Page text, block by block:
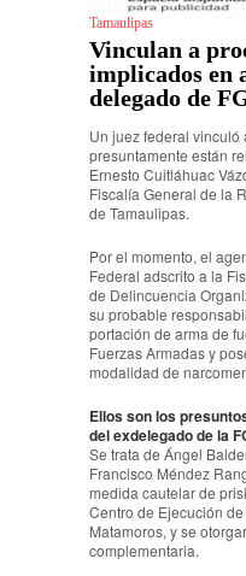
Tamaulipas
Vinculan a
implicados en
delegado de
Un juez federal vinculó
presuntamente están
Ernesto Cuitláhuac
Fiscalía General de la
de Tamaulipas.
Por el momento, el
Federal adscrito a la
de Delincuencia
su probable
portación de arma de
Fuerzas Armadas y
modalidad de
Ellos son los
del exdelegado de la
Se trata de Ángel
Francisco Méndez
medida cautelar de
Centro de Ejecución
Matamoros, y se
complementaria.